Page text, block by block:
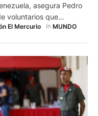
asegura Pedro
voluntarios que
Nicolás Maduro para
El Mercurio In MUNDO